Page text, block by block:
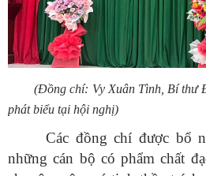
(Đồng chí: Vy Xuân Tình, Bí thư
phát biểu tại hội nghị)
Các đồng chí được bổ
những cán bộ có phẩm chất